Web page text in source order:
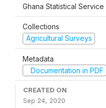
Ghana Statistical Service
Collections
Agricultural Surveys
Metadata
Documentation in PDF
CREATED ON
Sep 24, 2020